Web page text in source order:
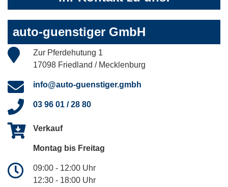
auto-guenstiger GmbH
Zur Pferdehutung 1
17098 Friedland / Mecklenburg
info@auto-guenstiger.gmbh
03 96 01 / 28 80
Verkauf
Montag bis Freitag
09:00 - 12:00 Uhr
12:30 - 18:00 Uhr